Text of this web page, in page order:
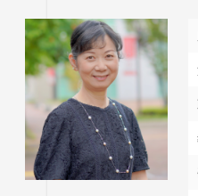
大学学章・ロゴ・学歌・
教育研究上の目的・3つ
情報公開
教員紹介
四天王寺大学の取り組
教育学部
経営学部
看護学部
人文社会学部（2023
学費
奨学金
学費ローン
学生支援
キャリアセンター
教職教育推進センタ
講座案内・行事予定
研究・社会連携
学び
図書館
数理・データサイエン
国際交流
国際交流
グローバル教育セン
-Talk）
関連サイト
学校法人四天王寺学
受験生の方
在学生の方